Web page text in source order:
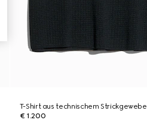
T-Shirt aus technischem Strickgewebe
€ 1.200